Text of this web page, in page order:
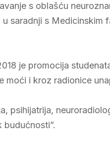
s oblašću
saradnji s Medicinskim
je promocija
moći i kroz radionice
psihijatrija,